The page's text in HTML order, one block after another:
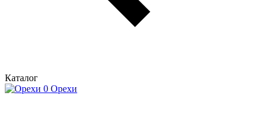
Каталог
Орехи